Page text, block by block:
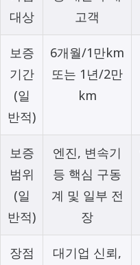
대상
고객
보증
기간
(일
반적)
6개월/1만km
또는 1년/2만
km
보증
범위
(일
반적)
엔진, 변속기
등 핵심 구동
계 및 일부 전
장
장점
대기업 신뢰,